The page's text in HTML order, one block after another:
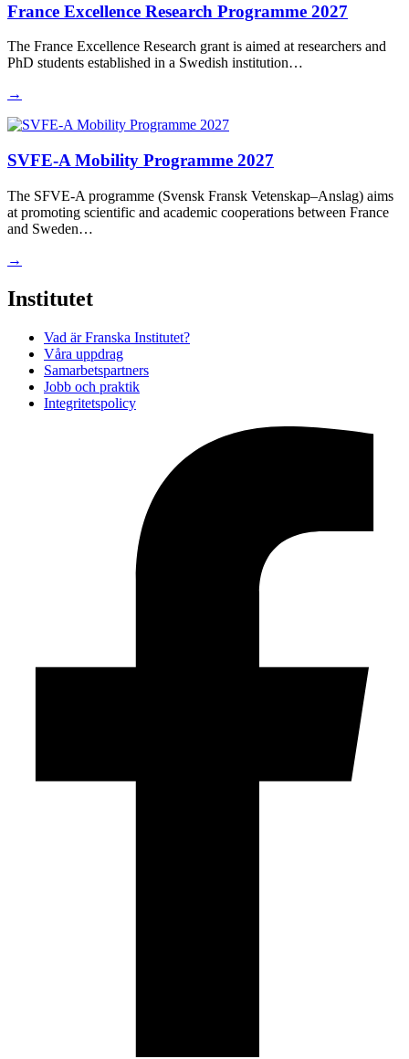
France Excellence Research Programme 2027
The France Excellence Research grant is aimed at researchers and
PhD students established in a Swedish institution…
→
SVFE-A Mobility Programme 2027
The SFVE-A programme (Svensk Fransk Vetenskap–Anslag) aims
at promoting scientific and academic cooperations between France
and Sweden…
→
Institutet
Vad är Franska Institutet?
Våra uppdrag
Samarbetspartners
Jobb och praktik
Integritetspolicy